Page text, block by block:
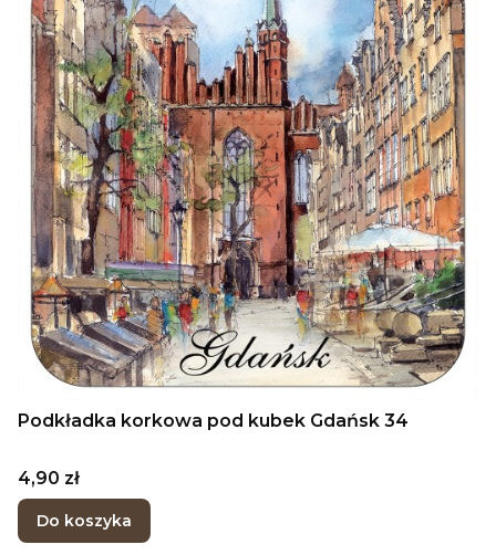
Podkładka korkowa pod kubek Gdańsk 34
Cena
4,90 zł
Do koszyka